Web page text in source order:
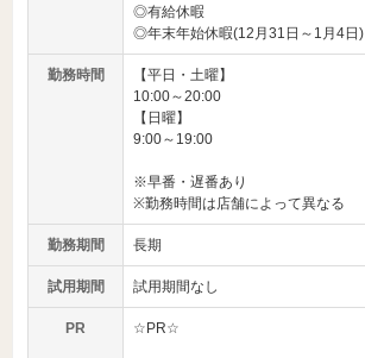
◎有給休暇
◎年末年始休暇(12月31日～1月4日)
勤務時間
【平日・土曜】
10:00～20:00
【日曜】
9:00～19:00
※早番・遅番あり
※勤務時間は店舗によって異なる
勤務期間 長期
試用期間 試用期間なし
PR ☆PR☆